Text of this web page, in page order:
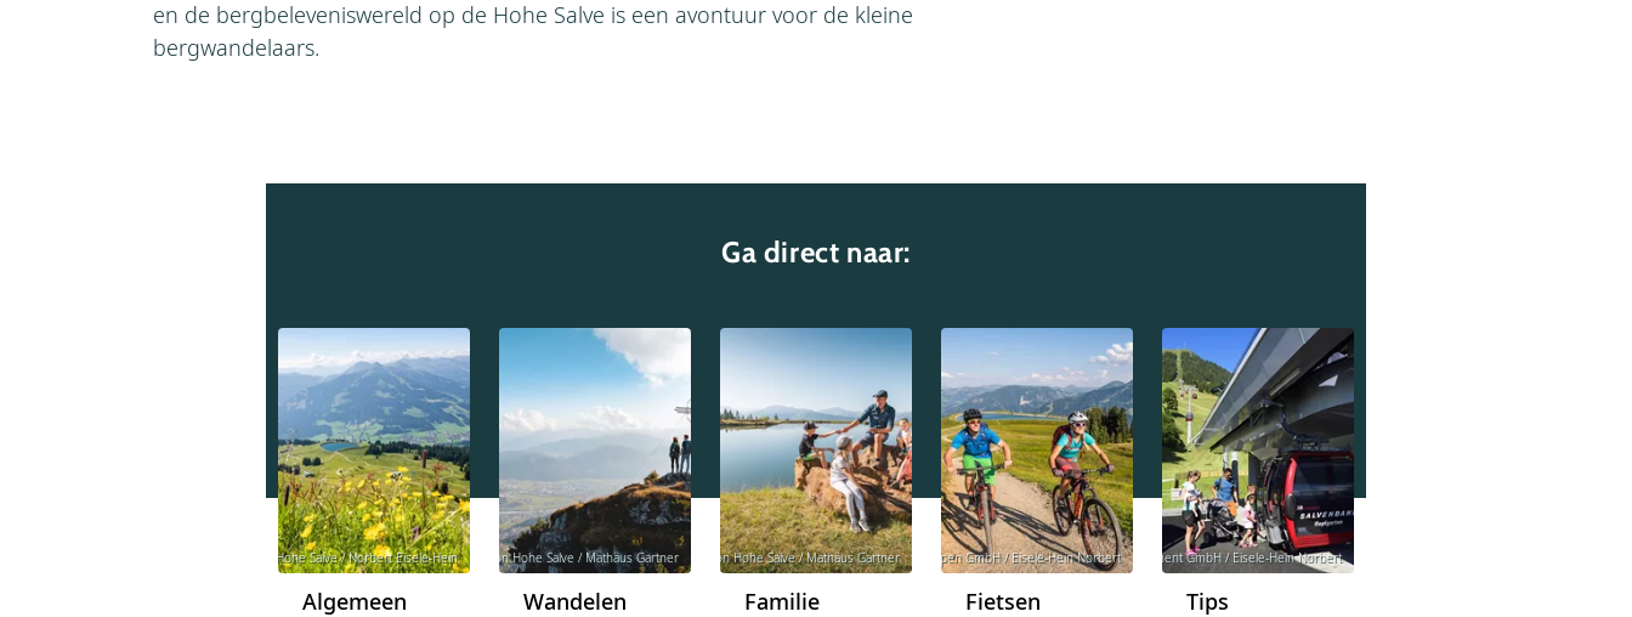
en de bergbeleveniswereld op de Hohe Salve is een avontuur voor de kleine
bergwandelaars.
Ga direct naar:
© Region Hohe Salve / Norbert Eisele-Hein
Algemeen
© Region Hohe Salve / Mathäus Gartner
Wandelen
© Region Hohe Salve / Mathäus Gartner
Familie
© Kitzbüheler Alpen GmbH / Eisele-Hein Norbert
Fietsen
© Kitzbüheler Alpen Management GmbH / Eisele-Hein Norbert
Tips